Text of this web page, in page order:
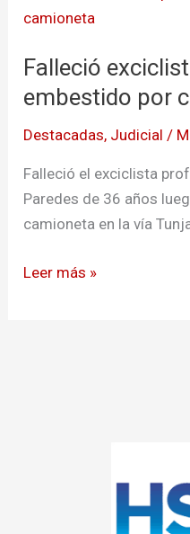
Falleció
embestido por
Destacadas, Judicial /
Falleció el exciclista
Paredes de 36 años
camioneta en la vía
exciclista
embestido
por
Leer más »